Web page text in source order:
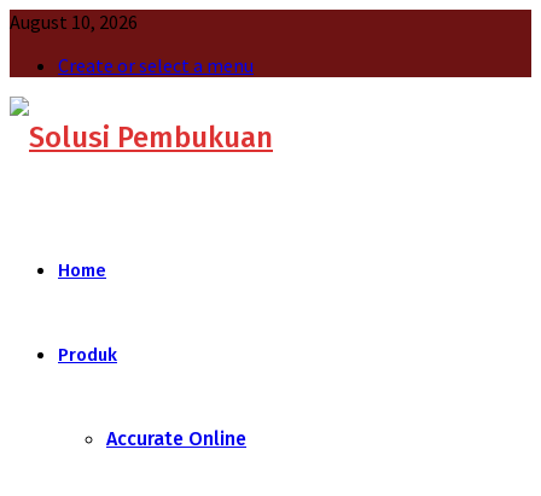
August 10, 2026
Create or select a menu
Home
Produk
Accurate Online